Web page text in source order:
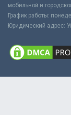
мобильной и
График работы:
Юридический адрес: